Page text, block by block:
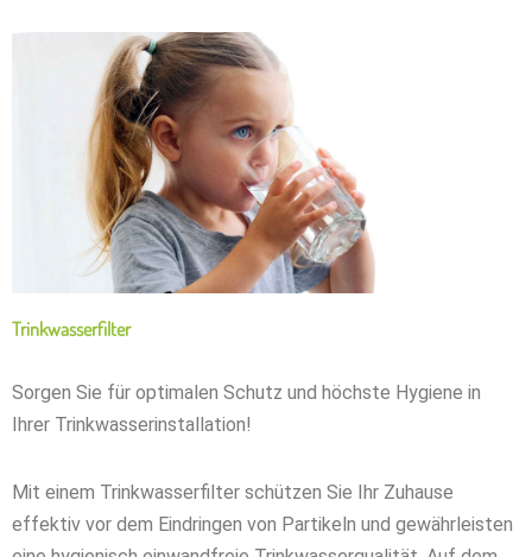
Trinkwasserfilter
Sorgen Sie für optimalen Schutz und höchste Hygiene in
Ihrer Trinkwasserinstallation!
Mit einem Trinkwasserfilter schützen Sie Ihr Zuhause
effektiv vor dem Eindringen von Partikeln und gewährleisten